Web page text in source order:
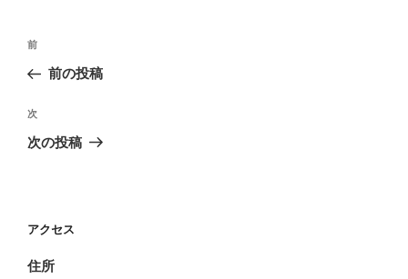
投
ナ
ビ
ゲ
ン
前
の
稿
前
前の投稿
次
の
次
次の投稿
アクセス
住所